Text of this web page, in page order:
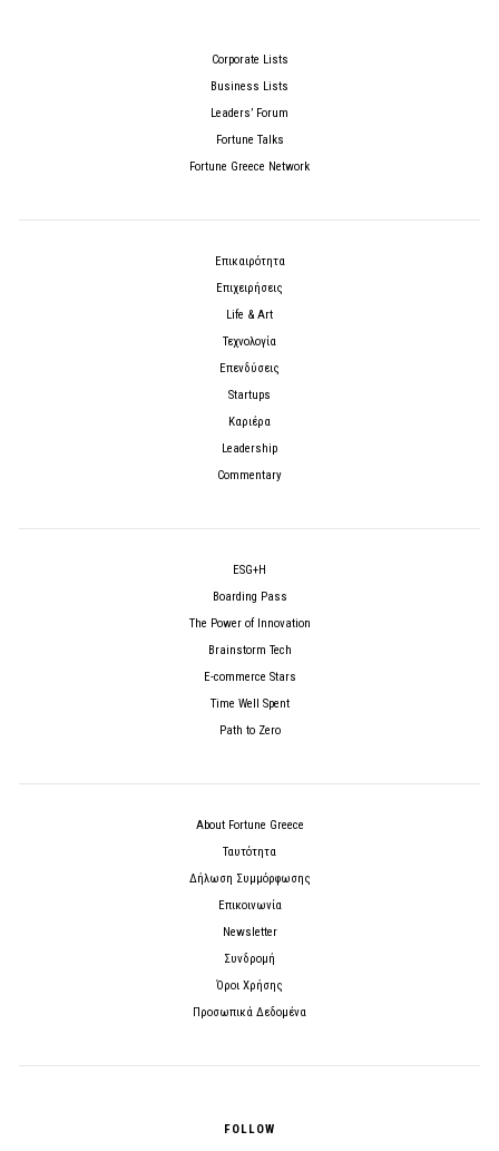
Corporate Lists
Business Lists
Leaders’ Forum
Fortune Talks
Fortune Greece Network
Επικαιρότητα
Επιχειρήσεις
Life & Art
Τεχνολογία
Επενδύσεις
Startups
Καριέρα
Leadership
Commentary
ESG+H
Boarding Pass
The Power of Innovation
Brainstorm Tech
E-commerce Stars
Time Well Spent
Path to Zero
About Fortune Greece
Ταυτότητα
Δήλωση Συμμόρφωσης
Επικοινωνία
Newsletter
Συνδρομή
Όροι Χρήσης
Προσωπικά Δεδομένα
FOLLOW